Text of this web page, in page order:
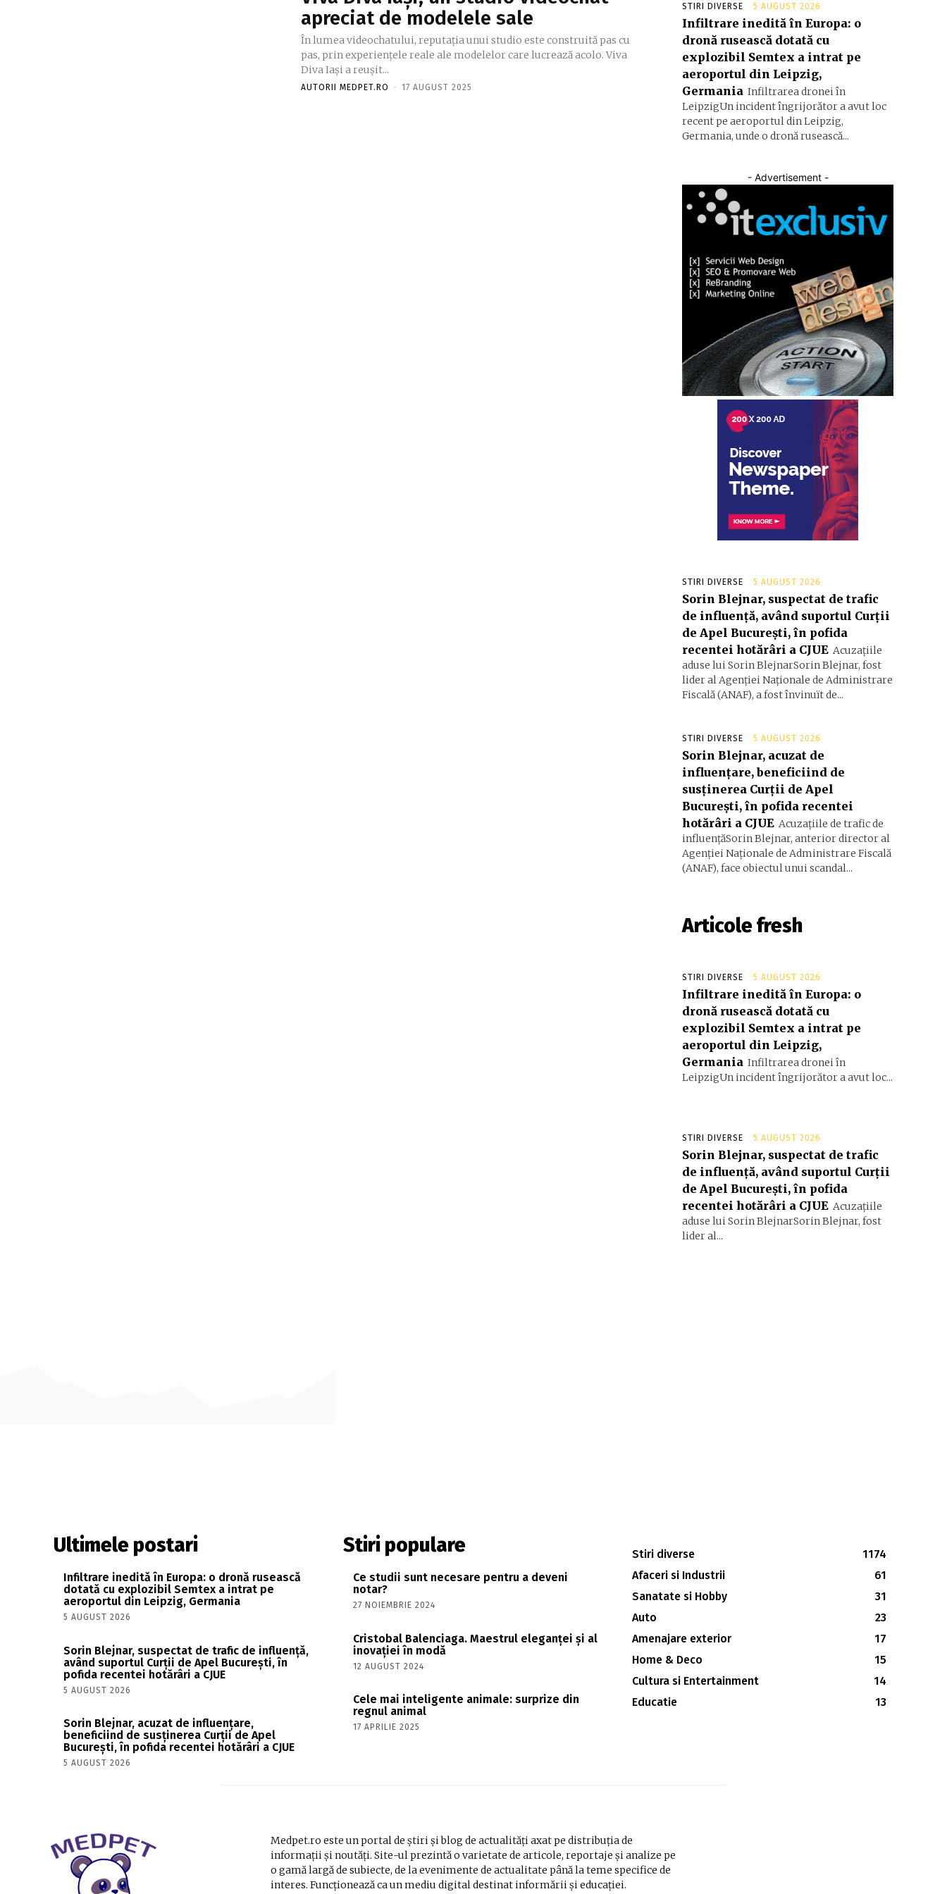
apreciat de modelele sale
În lumea videochatului, reputația unui studio este construită pas cu
pas, prin experiențele reale ale modelelor care lucrează acolo. Viva
Diva Iași a reușit...
AUTORII MEDPET.RO - 17 AUGUST 2025
STIRI DIVERSE 5 AUGUST 2026
Infiltrare inedită în Europa: o
dronă rusească dotată cu
explozibil Semtex a intrat pe
aeroportul din Leipzig,
Germania Infiltrarea dronei în
LeipzigUn incident îngrijorător a avut loc
recent pe aeroportul din Leipzig,
Germania, unde o dronă rusească...
- Advertisement -
STIRI DIVERSE 5 AUGUST 2026
Sorin Blejnar, suspectat de trafic
de influență, având suportul Curții
de Apel București, în pofida
recentei hotărâri a CJUE Acuzațiile
aduse lui Sorin BlejnarSorin Blejnar, fost
lider al Agenției Naționale de Administrare
Fiscală (ANAF), a fost învinuït de...
STIRI DIVERSE 5 AUGUST 2026
Sorin Blejnar, acuzat de
influențare, beneficiind de
susținerea Curții de Apel
București, în pofida recentei
hotărâri a CJUE Acuzațiile de trafic de
influențăSorin Blejnar, anterior director al
Agenției Naționale de Administrare Fiscală
(ANAF), face obiectul unui scandal...
Articole fresh
STIRI DIVERSE 5 AUGUST 2026
Infiltrare inedită în Europa: o
dronă rusească dotată cu
explozibil Semtex a intrat pe
aeroportul din Leipzig,
Germania Infiltrarea dronei în
LeipzigUn incident îngrijorător a avut loc...
STIRI DIVERSE 5 AUGUST 2026
Sorin Blejnar, suspectat de trafic
de influență, având suportul Curții
de Apel București, în pofida
recentei hotărâri a CJUE Acuzațiile
aduse lui Sorin BlejnarSorin Blejnar, fost
lider al...
Ultimele postari
Infiltrare inedită în Europa: o dronă rusească
dotată cu explozibil Semtex a intrat pe
aeroportul din Leipzig, Germania
5 AUGUST 2026
Sorin Blejnar, suspectat de trafic de influență,
având suportul Curții de Apel București, în
pofida recentei hotărâri a CJUE
5 AUGUST 2026
Sorin Blejnar, acuzat de influențare,
beneficiind de susținerea Curții de Apel
București, în pofida recentei hotărâri a CJUE
5 AUGUST 2026
Stiri populare
Ce studii sunt necesare pentru a deveni
notar?
27 NOIEMBRIE 2024
Cristobal Balenciaga. Maestrul eleganței și al
inovației în modă
12 AUGUST 2024
Cele mai inteligente animale: surprize din
regnul animal
17 APRILIE 2025
Stiri diverse
1174
Afaceri si Industrii
61
Sanatate si Hobby
31
Auto
23
Amenajare exterior
17
Home & Deco
15
Cultura si Entertainment
14
Educatie
13
Medpet.ro este un portal de știri și blog de actualități axat pe distribuția de
informații și noutăți. Site-ul prezintă o varietate de articole, reportaje și analize pe
o gamă largă de subiecte, de la evenimente de actualitate până la teme specifice de
interes. Funcționează ca un mediu digital destinat informării și educației.